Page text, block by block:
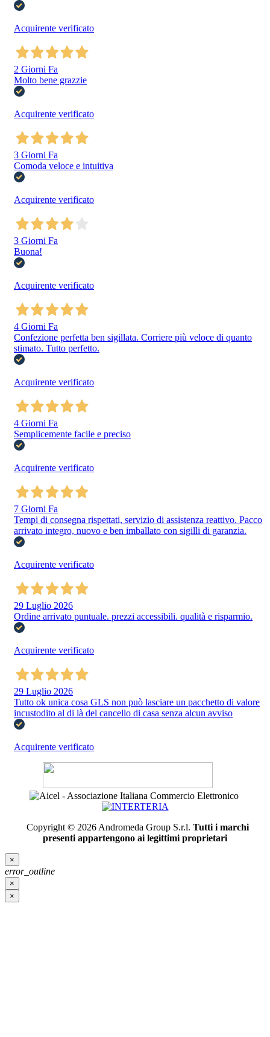
Acquirente verificato
2 Giorni Fa
Molto bene grazzie
Acquirente verificato
3 Giorni Fa
Comoda veloce e intuitiva
Acquirente verificato
3 Giorni Fa
Buona!
Acquirente verificato
4 Giorni Fa
Confezione perfetta ben sigillata. Corriere più veloce di quanto
stimato. Tutto perfetto.
Acquirente verificato
4 Giorni Fa
Semplicemente facile e preciso
Acquirente verificato
7 Giorni Fa
Tempi di consegna rispettati, servizio di assistenza reattivo. Pacco
arrivato integro, nuovo e ben imballato con sigilli di garanzia.
Acquirente verificato
29 Luglio 2026
Ordine arrivato puntuale. prezzi accessibili. qualità e risparmio.
Acquirente verificato
29 Luglio 2026
Tutto ok unica cosa GLS non può lasciare un pacchetto di valore
incustodito al di là del cancello di casa senza alcun avviso
Acquirente verificato
Copyright © 2026 Andromeda Group S.r.l. Tutti i marchi
presenti appartengono ai legittimi proprietari
×
error_outline
×
×